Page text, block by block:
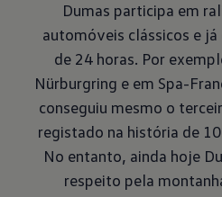
Dumas participa em
automóveis clássicos e
de 24 horas. Por
Nürburgring e em Spa-
conseguiu mesmo o
registado na história de
No entanto, ainda hoje
respeito pela